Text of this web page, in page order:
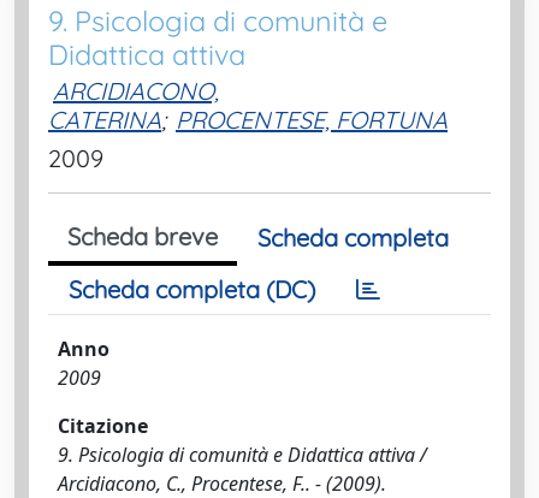
9. Psicologia di comunità e
Didattica attiva
ARCIDIACONO,
CATERINA; PROCENTESE, FORTUNA
2009
Scheda breve
Scheda completa
Scheda completa (DC)
Anno
2009
Citazione
9. Psicologia di comunità e Didattica attiva /
Arcidiacono, C., Procentese, F.. - (2009).